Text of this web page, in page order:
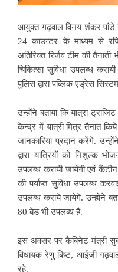
आयुक्त गढ़वाल विनय शंकर पांडे
24 काउन्टर के माध्यम से
अतिरिक्त रिर्जव टीम की
चिकित्सा सुविधा उपलब्ध
पुलिस द्वारा पब्लिक एड्रेस
उन्होंने बताया कि यात्रा
केन्द्र में यात्री मित्र तैनात
जानकारियां प्रदान करेंगे.
द्वारा यात्रियों को निशुल्क
उपलब्ध करायी जायेगी एवं
की पर्याप्त सुविधा उपलब्ध
उपलब्ध कराये जायेगे. उन्होंने
80 बेड भी उपलब्ध है.
इस अवसर पर कैबिनेट मंत्री
विधायक रेणु बिष्ट, आईजी
रहे.